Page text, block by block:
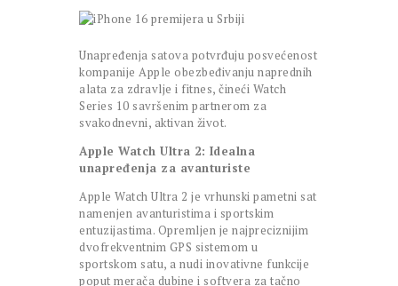
Unapređenja satova potvrđuju posvećenost
kompanije Apple obezbeđivanju naprednih
alata za zdravlje i fitnes, čineći Watch
Series 10 savršenim partnerom za
svakodnevni, aktivan život.
Apple Watch Ultra 2: Idealna
unapređenja za avanturiste
Apple Watch Ultra 2 je vrhunski pametni sat
namenjen avanturistima i sportskim
entuzijastima. Opremljen je najpreciznijim
dvofrekventnim GPS sistemom u
sportskom satu, a nudi inovativne funkcije
poput merača dubine i softvera za tačno